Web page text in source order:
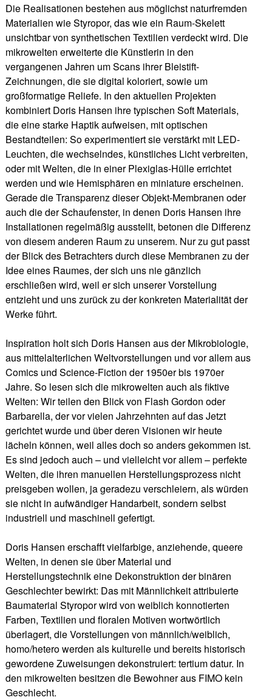
Die Realisationen bestehen aus möglichst naturfremden
Materialien wie Styropor, das wie ein Raum-Skelett
unsichtbar von synthetischen Textilien verdeckt wird. Die
mikrowelten erweiterte die Künstlerin in den
vergangenen Jahren um Scans ihrer Bleistift-
Zeichnungen, die sie digital koloriert, sowie um
großformatige Reliefe. In den aktuellen Projekten
kombiniert Doris Hansen ihre typischen Soft Materials,
die eine starke Haptik aufweisen, mit optischen
Bestandteilen: So experimentiert sie verstärkt mit LED-
Leuchten, die wechselndes, künstliches Licht verbreiten,
oder mit Welten, die in einer Plexiglas-Hülle errichtet
werden und wie Hemisphären en miniature erscheinen.
Gerade die Transparenz dieser Objekt-Membranen oder
auch die der Schaufenster, in denen Doris Hansen ihre
Installationen regelmäßig ausstellt, betonen die Differenz
von diesem anderen Raum zu unserem. Nur zu gut passt
der Blick des Betrachters durch diese Membranen zu der
Idee eines Raumes, der sich uns nie gänzlich
erschließen wird, weil er sich unserer Vorstellung
entzieht und uns zurück zu der konkreten Materialität der
Werke führt.
Inspiration holt sich Doris Hansen aus der Mikrobiologie,
aus mittelalterlichen Weltvorstellungen und vor allem aus
Comics und Science-Fiction der 1950er bis 1970er
Jahre. So lesen sich die mikrowelten auch als fiktive
Welten: Wir teilen den Blick von Flash Gordon oder
Barbarella, der vor vielen Jahrzehnten auf das Jetzt
gerichtet wurde und über deren Visionen wir heute
lächeln können, weil alles doch so anders gekommen ist.
Es sind jedoch auch – und vielleicht vor allem – perfekte
Welten, die ihren manuellen Herstellungsprozess nicht
preisgeben wollen, ja geradezu verschleiern, als würden
sie nicht in aufwändiger Handarbeit, sondern selbst
industriell und maschinell gefertigt.
Doris Hansen erschafft vielfarbige, anziehende, queere
Welten, in denen sie über Material und
Herstellungstechnik eine Dekonstruktion der binären
Geschlechter bewirkt: Das mit Männlichkeit attribuierte
Baumaterial Styropor wird von weiblich konnotierten
Farben, Textilien und floralen Motiven wortwörtlich
überlagert, die Vorstellungen von männlich/weiblich,
homo/hetero werden als kulturelle und bereits historisch
gewordene Zuweisungen dekonstruiert: tertium datur. In
den mikrowelten besitzen die Bewohner aus FIMO kein
Geschlecht.